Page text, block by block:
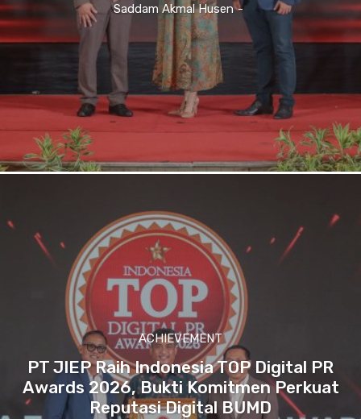
Saddam Akmal Husen -
ACHIEVEMENT
PT JIEP Raih Indonesia TOP Digital PR
Awards 2026, Bukti Komitmen Perkuat
Reputasi Digital BUMD